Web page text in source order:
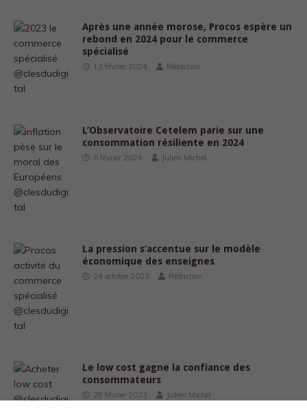
Après une année morose, Procos espère un
rebond en 2024 pour le commerce
spécialisé
13 février 2024 Rédaction
L’Observatoire Cetelem parie sur une
consommation résiliente en 2024
6 février 2024 Julien Michel
La pression s’accentue sur le modèle
économique des enseignes
24 octobre 2023 Rédaction
Le low cost gagne la confiance des
consommateurs
28 février 2023 Julien Michel